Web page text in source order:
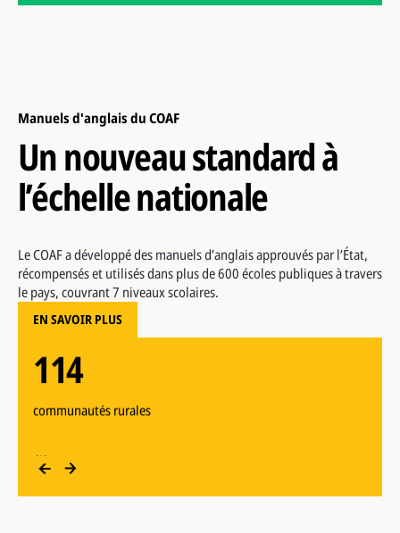
Manuels d'anglais du COAF
Un nouveau standard à
l’échelle nationale
Le COAF a développé des manuels d’anglais approuvés par l’État,
récompensés et utilisés dans plus de 600 écoles publiques à travers
le pays, couvrant 7 niveaux scolaires.
EN SAVOIR PLUS
MOESC
114
Plus de 5 000
Plus de 600
MOESC
114
Médailles d'or en 2024 et 2025
communautés rurales
élèves
écoles publiques